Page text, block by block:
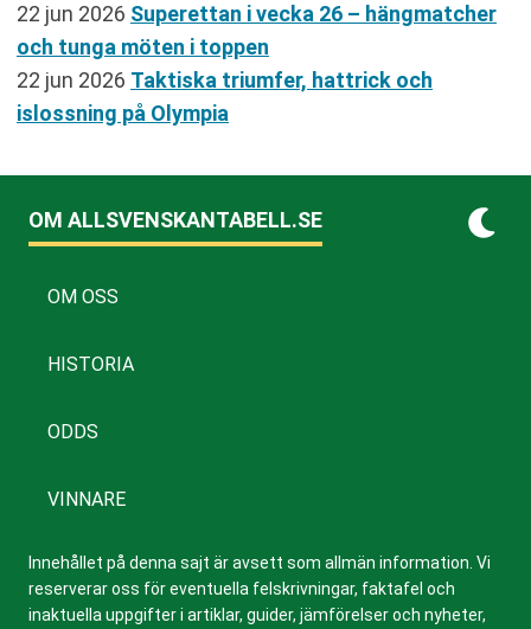
22 jun 2026 Superettan i vecka 26 – hängmatcher
och tunga möten i toppen
22 jun 2026 Taktiska triumfer, hattrick och
islossning på Olympia
OM ALLSVENSKANTABELL.SE
OM OSS
HISTORIA
ODDS
VINNARE
Innehållet på denna sajt är avsett som allmän information. Vi
reserverar oss för eventuella felskrivningar, faktafel och
inaktuella uppgifter i artiklar, guider, jämförelser och nyheter,